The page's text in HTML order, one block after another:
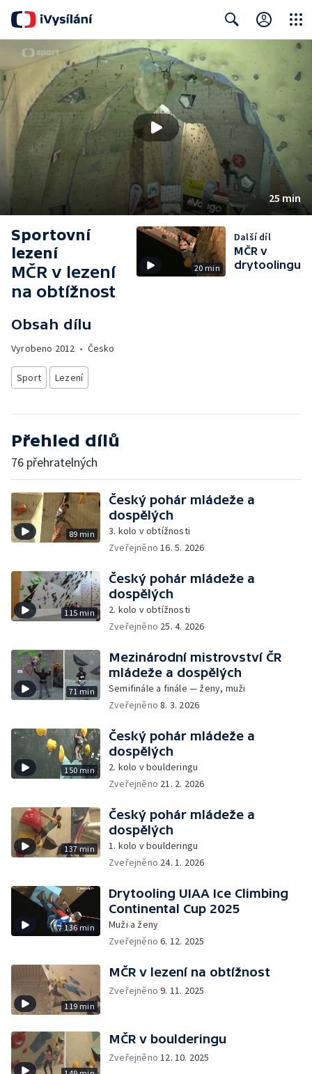
Close
25 min
Sportovní
lezení
MČR v lezení
na obtížnost
Obsah dílu
Vyrobeno 2012 • Česko
Sport Lezení
20 min
Další díl
MČR v
drytoolingu
Přehled dílů
76 přehratelných
89 min
Český pohár mládeže a
dospělých
3. kolo v obtížnosti
Zveřejněno16. 5. 2026
115 min
Český pohár mládeže a
dospělých
2. kolo v obtížnosti
Zveřejněno 25. 4. 2026
71 min
Mezinárodní mistrovství ČR
mládeže a dospělých
Semifinále a finále — ženy, muži
Zveřejněno8. 3. 2026
150 min
Český pohár mládeže a
dospělých
2. kolo v boulderingu
Zveřejněno 21. 2. 2026
137 min
Český pohár mládeže a
dospělých
1. kolo v boulderingu
Zveřejněno 24. 1. 2026
136 min
Drytooling UIAA Ice Climbing
Continental Cup 2025
Muži a ženy
Zveřejněno6. 12. 2025
119 min
MČR v lezení na obtížnost
Zveřejněno9. 11. 2025
MČR v boulderingu
Zveřejněno12. 10. 2025